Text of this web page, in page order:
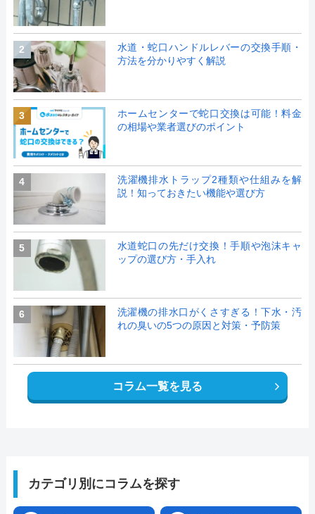
2
水道・蛇口ハンドルレバーの交換手順・
方法を分かりやすく解説
3
ホームセンターで蛇口交換は可能！料金
の相場や業者選びのポイント
4
洗濯機排水トラップ2種類や仕組みを解
説！知っておきたい機能や選び方
5
水道蛇口の先だけ交換！手順や泡沫キャ
ップの選び方・手入れ
6
洗濯機の排水口がくさすぎる！下水・汚
れの臭いの5つの原因と対策・予防策
コラム一覧を見る
カテゴリ別にコラムを探す